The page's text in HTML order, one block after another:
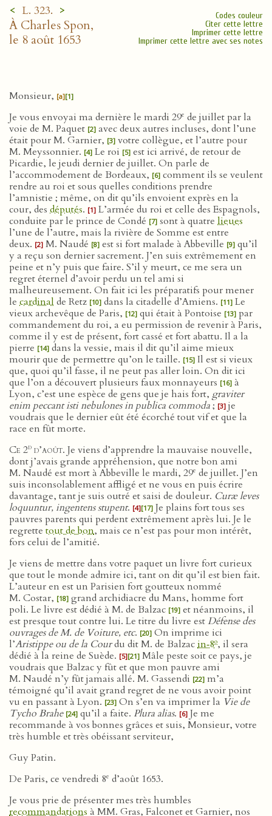
< L. 323. >
À Charles Spon,
le 8 août 1653
Codes couleur
Citer cette lettre
Imprimer cette lettre
Imprimer cette lettre avec ses notes
Monsieur, [a][1]
Je vous envoyai ma dernière le mardi 29e de juillet par la
voie de M. Paquet [2] avec deux autres incluses, dont l’une
était pour M. Garnier, [3] votre collègue, et l’autre pour
M. Meyssonnier. [4] Le roi [5] est ici arrivé, de retour de
Picardie, le jeudi dernier de juillet. On parle de
l’accommodement de Bordeaux, [6] comment ils se veulent
rendre au roi et sous quelles conditions prendre
l’amnistie ; même, on dit qu’ils envoient exprès en la
cour, des députés. [1] L’armée du roi et celle des Espagnols,
conduite par le prince de Condé [7] sont à quatre lieues
l’une de l’autre, mais la rivière de Somme est entre
deux. [2] M. Naudé [8] est si fort malade à Abbeville [9] qu’il
y a reçu son dernier sacrement. J’en suis extrêmement en
peine et n’y puis que faire. S’il y meurt, ce me sera un
regret éternel d’avoir perdu un tel ami si
malheureusement. On fait ici les préparatifs pour mener
le cardinal de Retz [10] dans la citadelle d’Amiens. [11] Le
vieux archevêque de Paris, [12] qui était à Pontoise [13] par
commandement du roi, a eu permission de revenir à Paris,
comme il y est de présent, fort cassé et fort abattu. Il a la
pierre [14] dans la vessie, mais il dit qu’il aime mieux
mourir que de permettre qu’on le taille. [15] Il est si vieux
que, quoi qu’il fasse, il ne peut pas aller loin. On dit ici
que l’on a découvert plusieurs faux monnayeurs [16] à
Lyon, c’est une espèce de gens que je hais fort, graviter
enim peccant isti nebulones in publica commoda; [3] je
voudrais que le dernier eût été écorché tout vif et que la
race en fût morte.
Ce 2d d’août. Je viens d’apprendre la mauvaise nouvelle,
dont j’avais grande appréhension, que notre bon ami
M. Naudé est mort à Abbeville le mardi, 29e de juillet. J’en
suis inconsolablement affligé et ne vous en puis écrire
davantage, tant je suis outré et saisi de douleur. Curæ leves
loquuntur, ingentens stupent. [4][17] Je plains fort tous ses
pauvres parents qui perdent extrêmement après lui. Je le
regrette tout de bon, mais ce n’est pas pour mon intérêt,
fors celui de l’amitié.
Je viens de mettre dans votre paquet un livre fort curieux
que tout le monde admire ici, tant on dit qu’il est bien fait.
L’auteur en est un Parisien fort goutteux nommé
M. Costar, [18] grand archidiacre du Mans, homme fort
poli. Le livre est dédié à M. de Balzac [19] et néanmoins, il
est presque tout contre lui. Le titre du livre estDéfense des
ouvrages de M. de Voiture, etc. [20] On imprime ici
l’Aristippe ou de la Courdu dit M. de Balzacin‑8o, il sera
dédié à la reine de Suède. [5][21] Mâle peste soit ce pays, je
voudrais que Balzac y fût et que mon pauvre ami
M. Naudé n’y fût jamais allé. M. Gassendi [22] m’a
témoigné qu’il avait grand regret de ne vous avoir point
vu en passant à Lyon. [23] On s’en va imprimer la Vie de
Tycho Brahe [24] qu’il a faite. Plura alias. [6] Je me
recommande à vos bonnes grâces et suis, Monsieur, votre
très humble et très obéissant serviteur,
Guy Patin.
De Paris, ce vendredi 8e d’août 1653.
Je vous prie de présenter mes très humbles
recommandations à MM. Gras, Falconet et Garnier, nos